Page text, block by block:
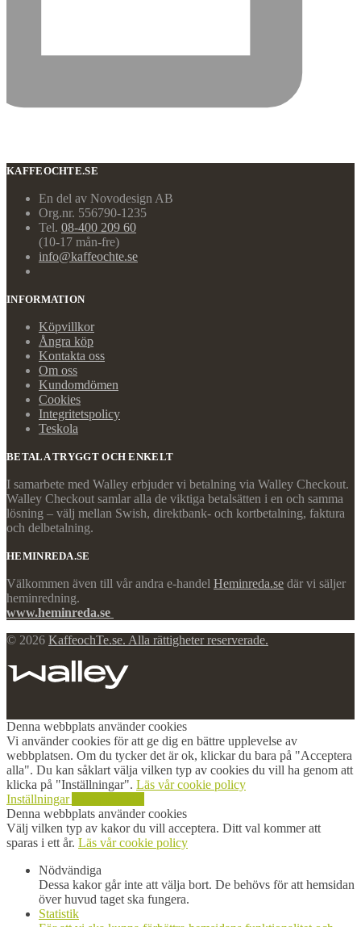
KAFFEOCHTE.SE
En del av Novodesign AB
Org.nr. 556790-1235
Tel. 08-400 209 60
(10-17 mån-fre)
info@kaffeochte.se
INFORMATION
Köpvillkor
Ångra köp
Kontakta oss
Om oss
Kundomdömen
Cookies
Integritetspolicy
Teskola
BETALA TRYGGT OCH ENKELT
I samarbete med Walley erbjuder vi betalning via Walley Checkout.
Walley Checkout samlar alla de viktiga betalsätten i en och samma
lösning – välj mellan Swish, direktbank- och kortbetalning, faktura
och delbetalning.
HEMINREDA.SE
Välkommen även till vår andra e-handel Heminreda.se där vi säljer
heminredning.
www.heminreda.se
© 2026 KaffeochTe.se. Alla rättigheter reserverade.
Denna webbplats använder cookies
Vi använder cookies för att ge dig en bättre upplevelse av
webbplatsen. Om du tycker det är ok, klickar du bara på "Acceptera
alla". Du kan såklart välja vilken typ av cookies du vill ha genom att
klicka på "Inställningar". Läs vår cookie policy
Inställningar
Denna webbplats använder cookies
Välj vilken typ av kakor du vill acceptera. Ditt val kommer att
sparas i ett år. Läs vår cookie policy
Nödvändiga
Dessa kakor går inte att välja bort. De behövs för att hemsidan
över huvud taget ska fungera.
Statistik